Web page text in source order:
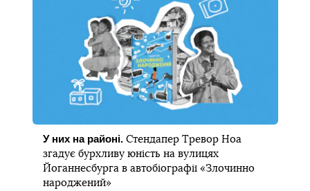
У них на районі.Стендапер Тревор Ноа
згадує бурхливу юність на вулицях
Йоганнесбурга в автобіографії «Злочинно
народжений»